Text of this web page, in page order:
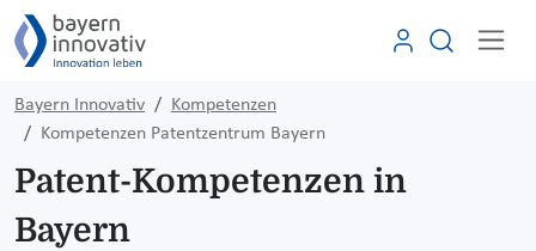
Bayern Innovativ
Kompetenzen
Kompetenzen Patentzentrum Bayern
Patent-Kompetenzen in
Bayern